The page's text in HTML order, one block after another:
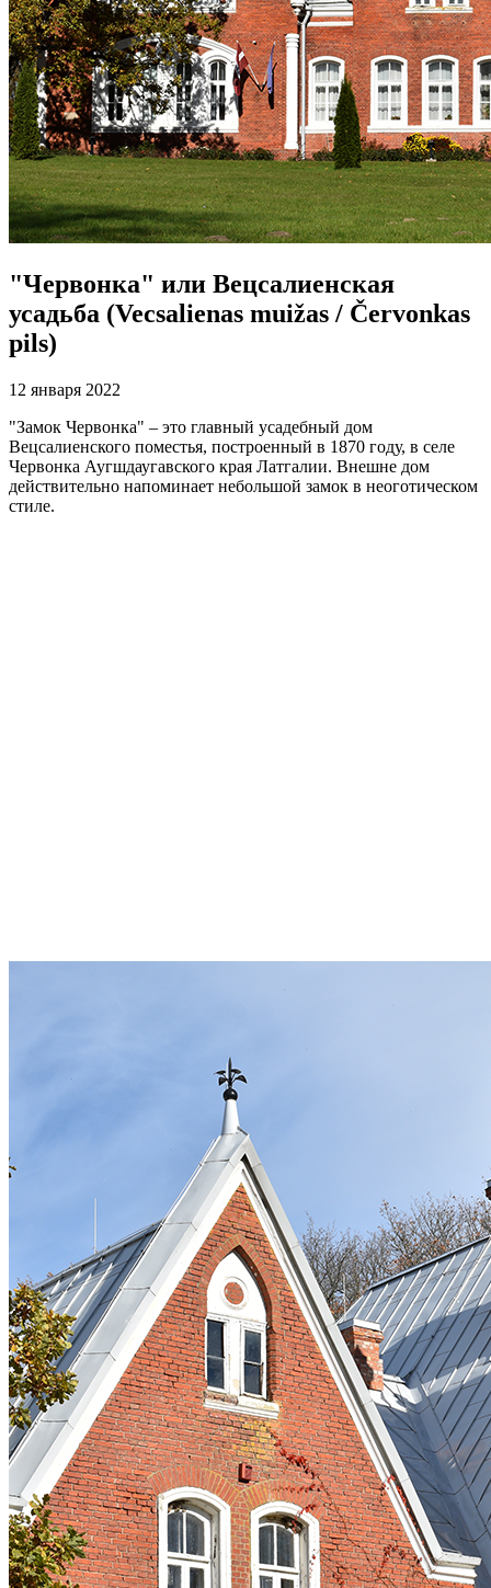
"Червонка" или Вецсалиенская
усадьба (Vecsalienas muižas / Červonkas
pils)
12 января 2022
"Замок Червонка" – это главный усадебный дом
Вецсалиенского поместья, построенный в 1870 году, в селе
Червонка Аугшдаугавского края Латгалии. Внешне дом
действительно напоминает небольшой замок в неоготическом
стиле.